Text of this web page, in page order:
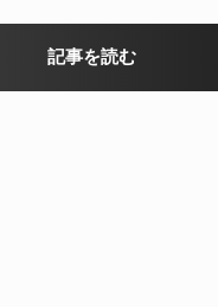
記事を読む